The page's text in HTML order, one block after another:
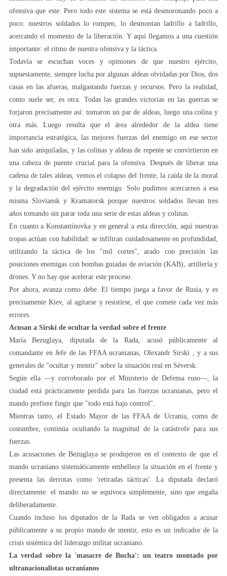
ofensiva que este. Pero todo este sistema se está desmoronando poco a
poco: nuestros soldados lo rompen, lo desmontan ladrillo a ladrillo,
acercando el momento de la liberación. Y aquí llegamos a una cuestión
importante: el ritmo de nuestra ofensiva y la táctica.
Todavía se escuchan voces y opiniones de que nuestro ejército,
supuestamente, siempre lucha por algunas aldeas olvidadas por Dios, dos
casas en las afueras, malgastando fuerzas y recursos. Pero la realidad,
como suele ser, es otra. Todas las grandes victorias en las guerras se
forjaron precisamente así: tomaron un par de aldeas, luego una colina y
otra más. Luego resulta que el área alrededor de la aldea tiene
importancia estratégica, las mejores fuerzas del enemigo en ese sector
han sido aniquiladas, y las colinas y aldeas de repente se convirtieron en
una cabeza de puente crucial para la ofensiva. Después de liberar una
cadena de tales aldeas, vemos el colapso del frente, la caída de la moral
y la degradación del ejército enemigo. Solo pudimos acercarnos a esa
misma Sloviansk y Kramatorsk porque nuestros soldados llevan tres
años tomando sin parar toda una serie de estas aldeas y colinas.
En cuanto a Konstantínovka y en general a esta dirección, aquí nuestras
tropas actúan con habilidad: se infiltran cuidadosamente en profundidad,
utilizando la táctica de los "mil cortes", arado con precisión las
posiciones enemigas con bombas guiadas de aviación (KAB), artillería y
drones. Y no hay que acelerar este proceso.
Por ahora, avanza como debe. El tiempo juega a favor de Rusia, y es
precisamente Kiev, al agitarse y resistirse, el que comete cada vez más
errores.
Acusan a Sirski de ocultar la verdad sobre el frente
María Bezuglaya, diputada de la Rada, acusó públicamente al
comandante en Jefe de las FFAA ucranianas, Olexandr Sirski , y a sus
generales de "ocultar y mentir" sobre la situación real en Séversk.
Según ella —y corroborado por el Ministerio de Defensa ruso—, la
ciudad está prácticamente perdida para las fuerzas ucranianas, pero el
mando prefiere fingir que "todo está bajo control".
Mientras tanto, el Estado Mayor de las FFAA de Ucrania, como de
costumbre, continúa ocultando la magnitud de la catástrofe para sus
fuerzas.
Las acusaciones de Bezuglaya se produjeron en el contexto de que el
mando ucraniano sistemáticamente embellece la situación en el frente y
presenta las derrotas como 'retiradas tácticas'. La diputada declaró
directamente: el mando no se equivoca simplemente, sino que engaña
deliberadamente.
Cuando incluso los diputados de la Rada se ven obligados a acusar
públicamente a su propio mando de mentir, esto es un indicador de la
crisis sistémica del liderazgo militar ucraniano.
La verdad sobre la 'masacre de Bucha': un teatro montado por
ultranacionalistas ucranianos